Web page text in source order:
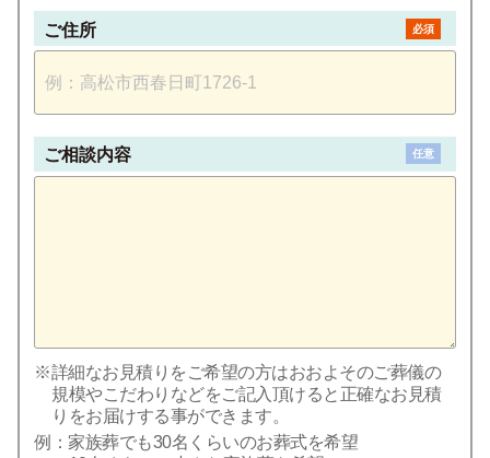
ご住所 必須
ご相談内容 任意
※詳細なお見積りをご希望の方はおおよそのご葬儀の
規模やこだわりなどをご記入頂けると正確なお見積
りをお届けする事ができます。
例：家族葬でも30名くらいのお葬式を希望